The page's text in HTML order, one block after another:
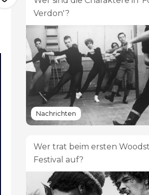
Verdon'?
Nachrichten
Wer trat beim ersten
Festival auf?